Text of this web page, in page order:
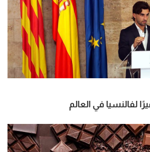
لفالنسيا في العالم